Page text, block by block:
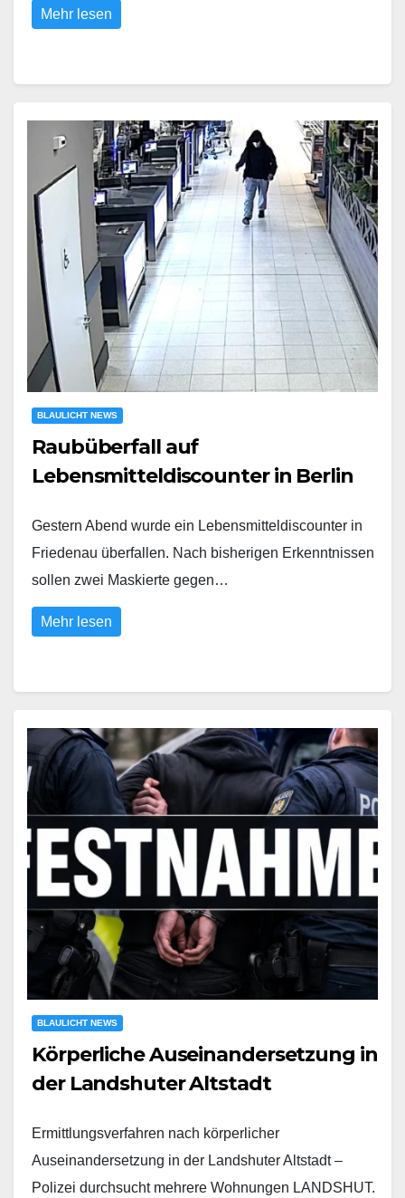
Mehr lesen
BLAULICHT NEWS
Raubüberfall auf
Lebensmitteldiscounter in Berlin
Gestern Abend wurde ein Lebensmitteldiscounter in
Friedenau überfallen. Nach bisherigen Erkenntnissen
sollen zwei Maskierte gegen…
Mehr lesen
BLAULICHT NEWS
Körperliche Auseinandersetzung in
der Landshuter Altstadt
Ermittlungsverfahren nach körperlicher
Auseinandersetzung in der Landshuter Altstadt –
Polizei durchsucht mehrere Wohnungen LANDSHUT.